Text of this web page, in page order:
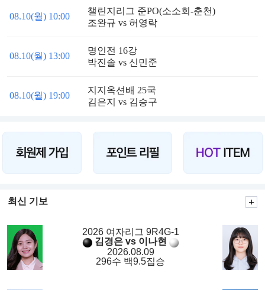
08.10(월) 10:00
챌린지리그 준PO(소소회-춘천)
조완규 vs 허영락
08.10(월) 13:00
명인전 16강
박진솔 vs 신민준
08.10(월) 19:00
지지옥션배 25국
김은지 vs 김승구
최신 기보
2026 여자리그 9R4G-1
김경은 vs 이나현
2026.08.09
296수 백9.5집승